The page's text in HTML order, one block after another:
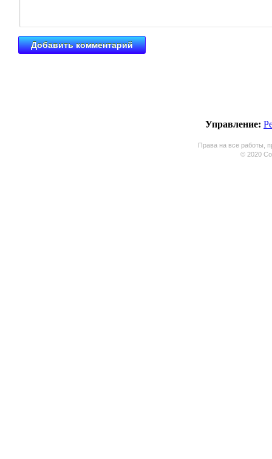
Управление:
Права на все работы,
© 2020